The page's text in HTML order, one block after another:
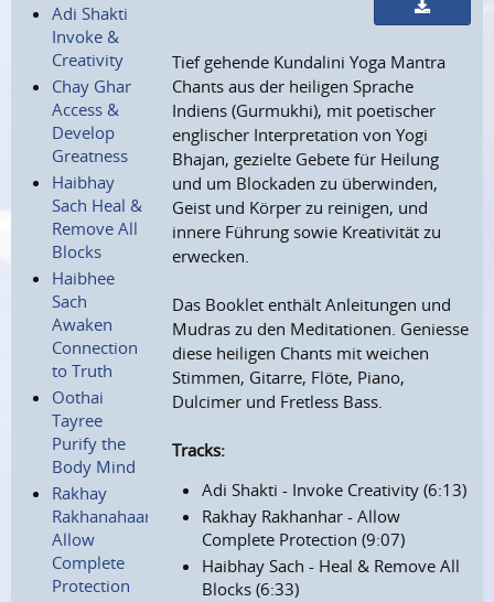
Adi Shakti
Invoke &
Creativity
Chay Ghar
Access &
Develop
Greatness
Haibhay
Sach Heal &
Remove All
Blocks
Haibhee
Sach
Awaken
Connection
to Truth
Oothai
Tayree
Purify the
Body Mind
Rakhay
Rakhanahaar
Allow
Complete
Protection
Tief gehende Kundalini Yoga Mantra
Chants aus der heiligen Sprache
Indiens (Gurmukhi), mit poetischer
englischer Interpretation von Yogi
Bhajan, gezielte Gebete für Heilung
und um Blockaden zu überwinden,
Geist und Körper zu reinigen, und
innere Führung sowie Kreativität zu
erwecken.
Das Booklet enthält Anleitungen und
Mudras zu den Meditationen. Geniesse
diese heiligen Chants mit weichen
Stimmen, Gitarre, Flöte, Piano,
Dulcimer und Fretless Bass.
Tracks:
Adi Shakti - Invoke Creativity (6:13)
Rakhay Rakhanhar - Allow
Complete Protection (9:07)
Haibhay Sach - Heal & Remove All
Blocks (6:33)